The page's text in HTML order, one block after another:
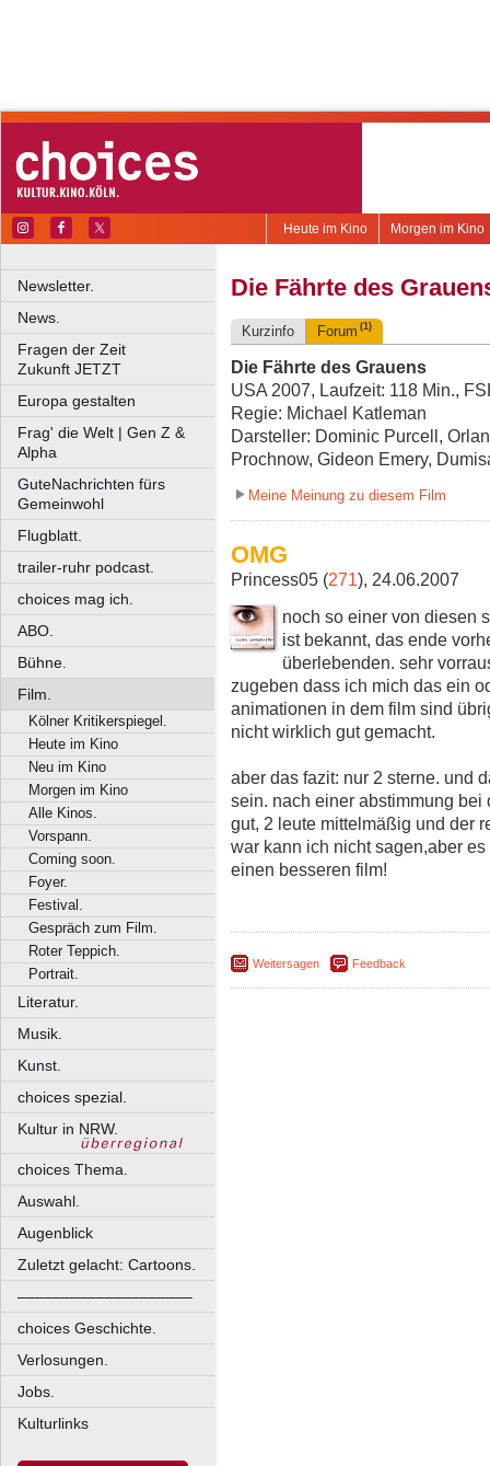
Morgen im Kino
Heute im Kino
Newsletter.
News.
Fragen der Zeit
Zukunft JETZT
Europa gestalten
Frag' die Welt | Gen Z &
Alpha
GuteNachrichten fürs
Gemeinwohl
Flugblatt.
trailer-ruhr podcast.
choices mag ich.
ABO.
Bühne.
Film.
Kölner Kritikerspiegel.
Heute im Kino
Neu im Kino
Morgen im Kino
Alle Kinos.
Vorspann.
Coming soon.
Foyer.
Festival.
Gespräch zum Film.
Roter Teppich.
Portrait.
Literatur.
Musik.
Kunst.
choices spezial.
Kultur in NRW.
choices Thema.
Auswahl.
Augenblick
Zuletzt gelacht: Cartoons.
––––––––––––––––––––
choices Geschichte.
Verlosungen.
Jobs.
Kulturlinks
Die Fährte des
Kurzinfo Forum (1)
Die Fährte des Grauens
USA 2007, Laufzeit: 118 Min.,
Regie: Michael Katleman
Darsteller: Dominic Purcell,
Prochnow, Gideon Emery,
Meine Meinung zu diesem Film
OMG
Princess05 (271), 24.06.2007
noch so einer von diesen
ist bekannt, das ende
überlebenden. sehr
zugeben dass ich mich das ein
animationen in dem film sind
nicht wirklich gut gemacht.
aber das fazit: nur 2 sterne. und
sein. nach einer abstimmung
gut, 2 leute mittelmäßig und der
war kann ich nicht sagen,aber
einen besseren film!
Weitersagen Feedback